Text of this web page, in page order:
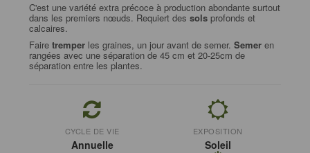
C'est une variété extra précoce à production abondante surtout
dans les premiers nœuds. Requiert dessols profonds et
calcaires.
Fairetremper les graines, un jour avant de semer.Semer en
rangées avec une séparation de 45 cm et 20-25cm de
séparation entre les plantes.
CYCLE DE VIE
Annuelle
EXPOSITION
Soleil